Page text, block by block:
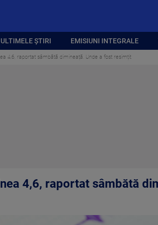
ULTIMELE ȘTIRI EMISIUNI INTEGRALE
4,6, raportat sâmbătă dimineață. Unde a fost resimțit
4,6, raportat sâmbătă